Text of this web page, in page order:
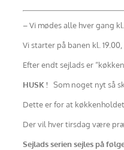
– Vi mødes alle hver gang
Vi starter på banen kl.
Efter endt sejlads er
HUSK ! Som noget nyt så
Dette er for at
Der vil hver tirsdag være
Sejlads serien sejles på